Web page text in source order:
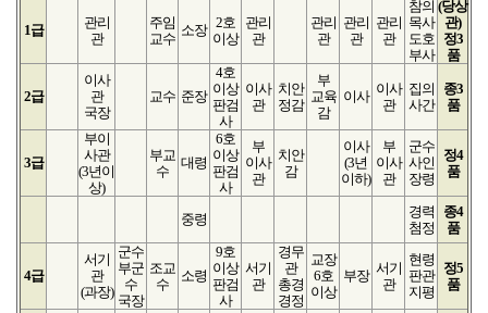
1급
관리
관
주임
교수
소장 2호
이상
관리
관
관리
관
관리
관
관리
관
참의
목사
도호
부사
(당상
관)
정3
품
2급
이사
관
국장
교수 준장
4호
이상
판검
사
이사
관
치안
정감
부
교육
감
이사 이사
관
집의
사간
종3
품
3급
부이
사관
(3년이
상)
부교
수
대령
6호
이상
판검
사
부
이사
관
치안
감
이사
(3년
이하)
부
이사
관
군수
사인
장령
정4
품
중령
경력
첨정
종4
품
4급
서기
관
(과장)
군수
부군
수
국장
조교
수
소령
9호
이상
판검
사
서기
관
경무
관
총경
경정
교장
6호
이상
부장 서기
관
현령
판관
지평
정5
품